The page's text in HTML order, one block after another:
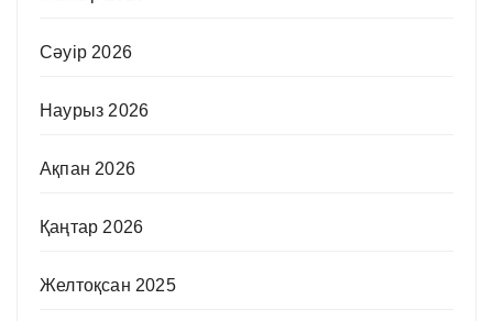
Сәуір 2026
Наурыз 2026
Ақпан 2026
Қаңтар 2026
Желтоқсан 2025